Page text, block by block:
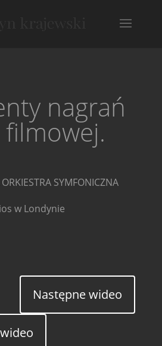
nagrań
SYMFONICZNA
w Londynie
Następne wideo